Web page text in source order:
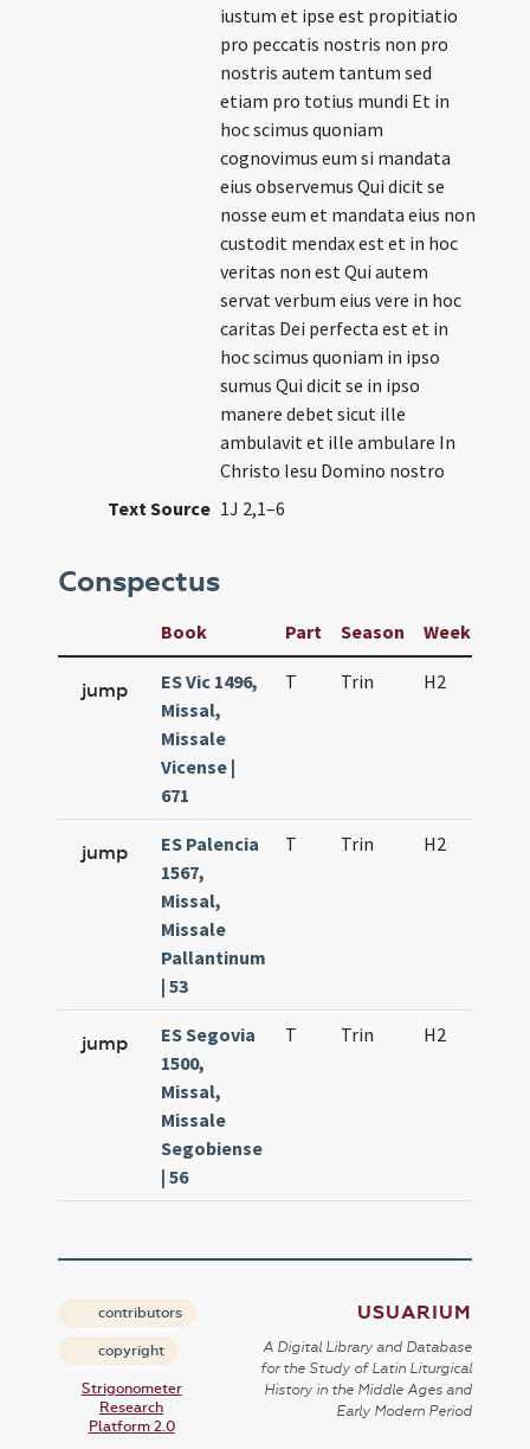
iustum et ipse est propitiatio
pro peccatis nostris non pro
nostris autem tantum sed
etiam pro totius mundi Et in
hoc scimus quoniam
cognovimus eum si mandata
eius observemus Qui dicit se
nosse eum et mandata eius non
custodit mendax est et in hoc
veritas non est Qui autem
servat verbum eius vere in hoc
caritas Dei perfecta est et in
hoc scimus quoniam in ipso
sumus Qui dicit se in ipso
manere debet sicut ille
ambulavit et ille ambulare In
Christo Iesu Domino nostro
Text Source 1J 2,1–6
Conspectus
Book Part Season Week
jump
ES Vic 1496,
Missal,
Missale
Vicense |
671
T Trin H2
jump
ES Palencia
1567,
Missal,
Missale
Pallantinum
| 53
T Trin H2
jump
ES Segovia
1500,
Missal,
Missale
Segobiense
| 56
T Trin H2
contributors
copyright
Strigonometer
Research
Platform 2.0
USUARIUM
A Digital Library and Database
for the Study of Latin Liturgical
History in the Middle Ages and
Early Modern Period